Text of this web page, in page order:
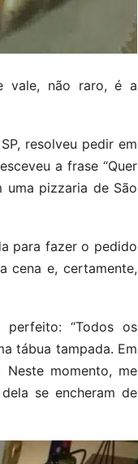
vale, não raro, é a
resolveu pedir em
a frase “Quer
uma pizzaria de São
para fazer o pedido
cena e, certamente,
“Todos os
tábua tampada. Em
momento, me
se encheram de